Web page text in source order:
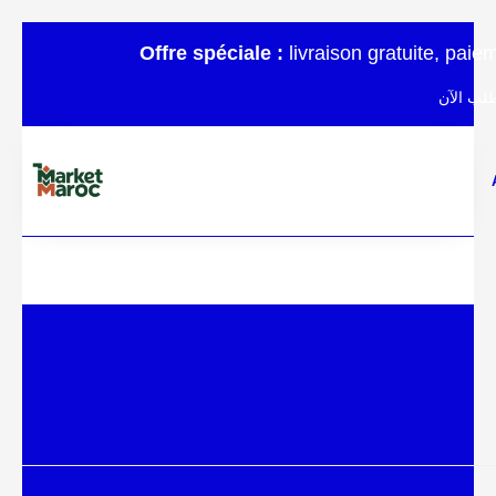
Offre spéciale : livraison gratuite,
الآن